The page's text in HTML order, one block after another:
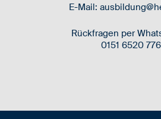
E-Mail:
Rückfragen per
0151 6520